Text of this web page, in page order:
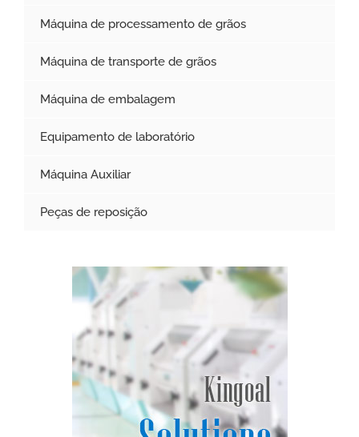
Máquina de processamento de grãos
Máquina de transporte de grãos
Máquina de embalagem
Equipamento de laboratório
Máquina Auxiliar
Peças de reposição